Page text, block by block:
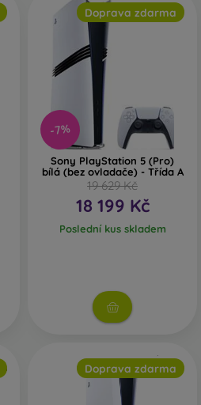
-7%
Doprava zdarma
Sony PlayStation 5 (Pro)
bílá (bez ovladače) - Třída A
19 629 Kč
18 199 Kč
Poslední kus skladem
Doprava zdarma